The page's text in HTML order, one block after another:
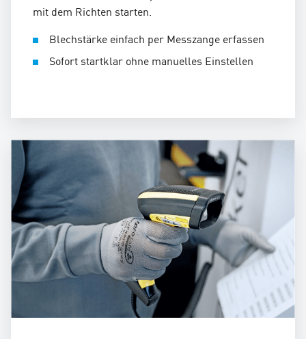
mit dem Richten starten.
Blechstärke einfach per Messzange erfassen
Sofort startklar ohne manuelles Einstellen